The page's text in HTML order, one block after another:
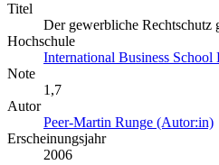
Titel
Der gewerbliche Rechtschutz
Hochschule
International Business School
Note
1,7
Autor
Peer-Martin Runge (Autor:in)
Erscheinungsjahr
2006